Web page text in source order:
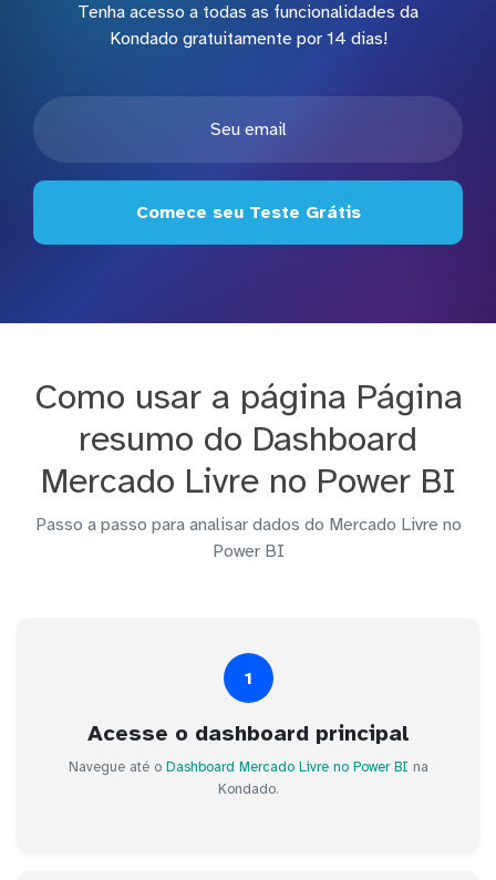
Tenha acesso a todas as funcionalidades da
Kondado gratuitamente por 14 dias!
Comece seu Teste Grátis
Como usar a página Página
resumo do Dashboard
Mercado Livre no Power BI
Passo a passo para analisar dados do Mercado Livre no
Power BI
1
Acesse o dashboard principal
Navegue até o Dashboard Mercado Livre no Power BI na
Kondado.